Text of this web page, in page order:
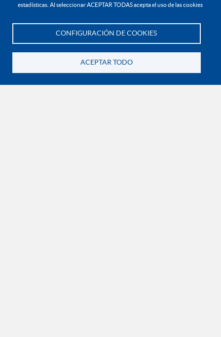
estadísticas. Al seleccionar ACEPTAR TODAS acepta el uso de las cookies
CONFIGURACIÓN DE COOKIES
ACEPTAR TODO
Contáctanos
En Bogotá:+57 6015933004